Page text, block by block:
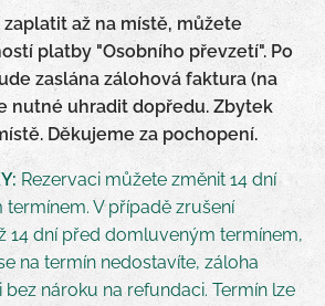
až na místě, můžete
platby "Osobního převzetí". Po
zaslána zálohová faktura (na
nutné uhradit dopředu. Zbytek
Děkujeme za pochopení.
Rezervaci můžete změnit 14 dní
V případě zrušení
14 dní před domluveným termínem,
na termín nedostavíte, záloha
nároku na refundaci. Termín lze